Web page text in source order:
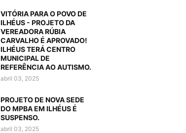
VITÓRIA PARA O POVO DE
ILHÉUS - PROJETO DA
VEREADORA RÚBIA
CARVALHO É APROVADO!
ILHÉUS TERÁ CENTRO
MUNICIPAL DE
REFERÊNCIA AO AUTISMO.
abril 03, 2025
PROJETO DE NOVA SEDE
DO MPBA EM ILHÉUS É
SUSPENSO.
abril 03, 2025